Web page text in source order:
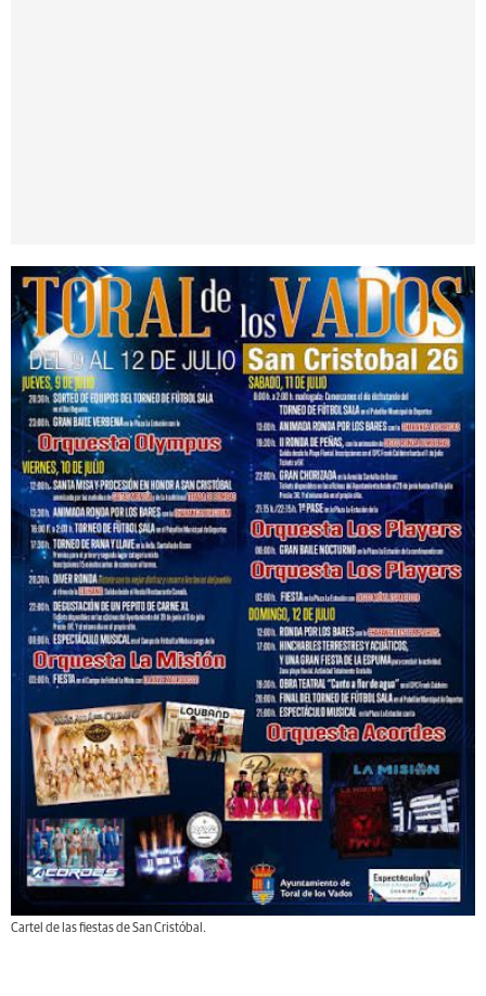
Cartel de las fiestas de San Cristóbal.